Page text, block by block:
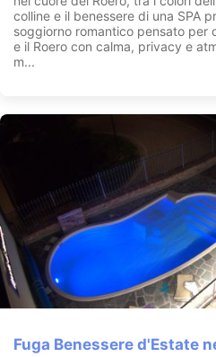
colline e il benessere di una SPA
soggiorno romantico pensato per
e il Roero con calma, privacy e
m...
Fuga Benessere d'Estate